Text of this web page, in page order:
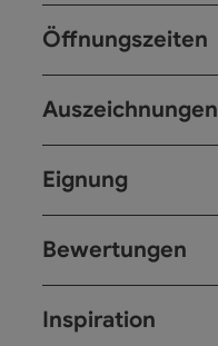
Öffnungszeiten
Auszeichnungen
Eignung
Bewertungen
Inspiration